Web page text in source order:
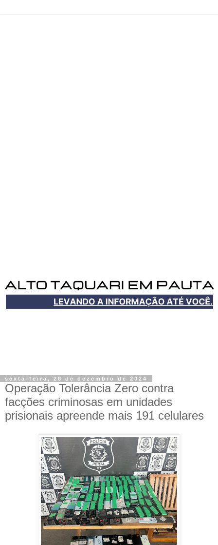
sexta-feira, 20 de dezembro de 2024
Operação Tolerância Zero contra
facções criminosas em unidades
prisionais apreende mais 191 celulares